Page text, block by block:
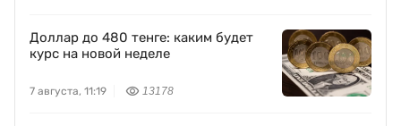
Доллар до 480 тенге: каким будет
курс на новой неделе
7 августа, 11:19 13178